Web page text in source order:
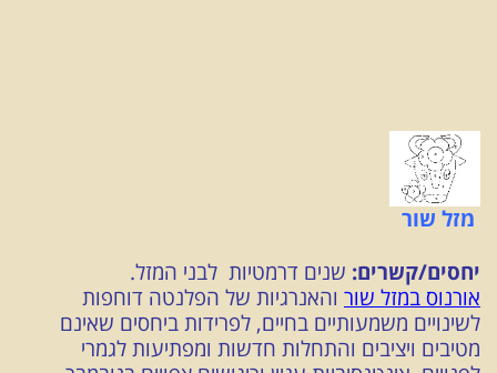
מזל שור
יחסים/קשרים: שנים דרמטיות לבני המזל.
אורנוס במזל שור והאנרגיות של הפלנטה דוחפות
לשינויים משמעותיים בחיים, לפרידות ביחסים שאינם
מטיבים ויציבים והתחלות חדשות ומפתיעות לגמרי